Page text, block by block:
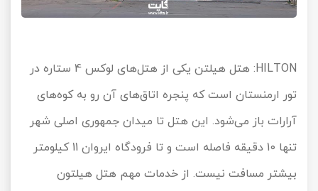
HILTON
: هتل هیلتن یکی از هتل‌های لوکس 4 ستاره در
تور ارمنستان است که پنجره اتاق‌های آن رو به کوه‌های
آرارات باز می‌شود. این هتل تا میدان جمهوری اصلی شهر
تنها 10 دقیقه فاصله است و تا فرودگاه ایروان 11 کیلومتر
بیشتر مسافت نیست. از خدمات مهم هتل هیلتون